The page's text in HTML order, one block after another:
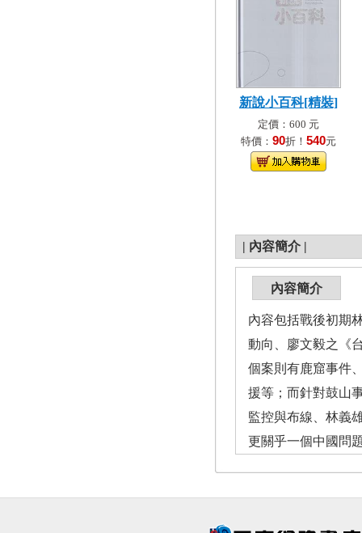
新說小百科[精裝]
定價：600 元
特價： 90折！ 540元
| 內容簡介 |
內容簡介
內容包括戰後初期
動向、廖文毅之《
個案則有鹿窟事件
援等；而針對鼓山
監控與布線、林義
更關乎一個中國問